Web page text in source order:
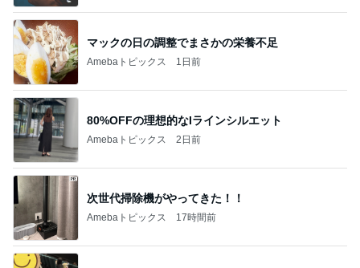
マックの日の調整でまさかの栄養不足
Amebaトピックス 1日前
80%OFFの理想的なIラインシルエット
Amebaトピックス 2日前
次世代掃除機がやってきた！！
Amebaトピックス 17時間前